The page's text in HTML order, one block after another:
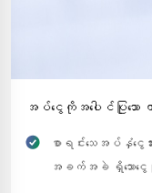
အပ်ငွေကိုအပေါင်ပြုသော က
စာရင်းသေအပ်နှံငွေအ
အခက်အခဲ ရှိသောငွ